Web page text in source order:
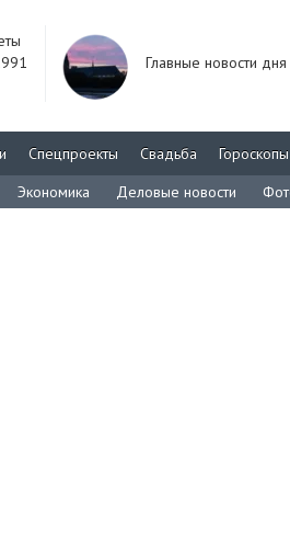
Главные новости дня
Спецпроекты Свадьба
Гороскопы
Экономика Деловые новости